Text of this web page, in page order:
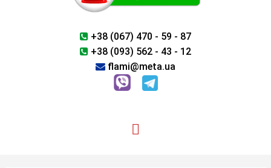
+38 (067) 470 - 59 - 87
+38 (093) 562 - 43 - 12
flami@meta.ua